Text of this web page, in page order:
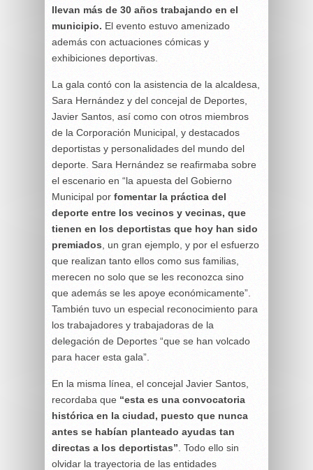
llevan más de 30 años trabajando en el
municipio. El evento estuvo amenizado
además con actuaciones cómicas y
exhibiciones deportivas.
La gala contó con la asistencia de la alcaldesa,
Sara Hernández y del concejal de Deportes,
Javier Santos, así como con otros miembros
de la Corporación Municipal, y destacados
deportistas y personalidades del mundo del
deporte. Sara Hernández se reafirmaba sobre
el escenario en “la apuesta del Gobierno
Municipal por fomentar la práctica del
deporte entre los vecinos y vecinas, que
tienen en los deportistas que hoy han sido
premiados , un gran ejemplo, y por el esfuerzo
que realizan tanto ellos como sus familias,
merecen no solo que se les reconozca sino
que además se les apoye económicamente”.
También tuvo un especial reconocimiento para
los trabajadores y trabajadoras de la
delegación de Deportes “que se han volcado
para hacer esta gala”.
En la misma línea, el concejal Javier Santos,
recordaba que “esta es una convocatoria
histórica en la ciudad, puesto que nunca
antes se habían planteado ayudas tan
directas a los deportistas” . Todo ello sin
olvidar la trayectoria de las entidades